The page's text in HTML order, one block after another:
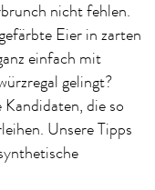
nicht fehlen.
Eier in zarten
einfach mit
gelingt?
die so
Unsere Tipps